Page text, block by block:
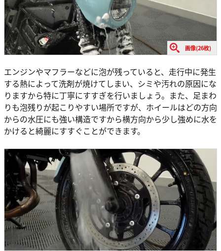
画像(26枚)
エンジンやマフラーなどに泡が残っていると、走行中に発生
する熱によって洗剤が焼けてしまい、シミや汚れの原因にな
りますから特に丁寧にすすぎを行いましょう。また、足まわ
りも泡残りが起こりやすい場所ですが、ホイールはどの方向
からの水圧にも強い構造ですから横方向から少し強めに水を
かけると綺麗にすすぐことができます。